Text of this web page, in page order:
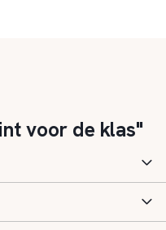
voor de klas"